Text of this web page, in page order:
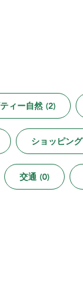
ィー自然 (2)
ショッピング
交通 (0)